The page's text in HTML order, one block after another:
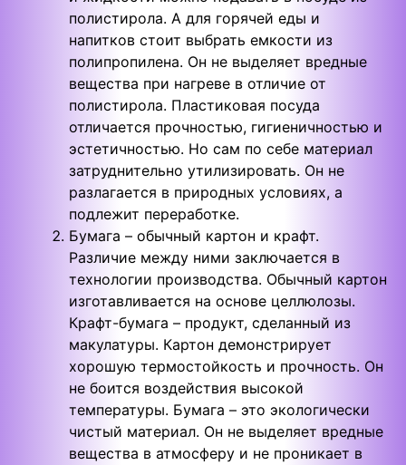
полистирола. А для горячей еды и
напитков стоит выбрать емкости из
полипропилена. Он не выделяет вредные
вещества при нагреве в отличие от
полистирола. Пластиковая посуда
отличается прочностью, гигиеничностью и
эстетичностью. Но сам по себе материал
затруднительно утилизировать. Он не
разлагается в природных условиях, а
подлежит переработке.
Бумага – обычный картон и крафт.
Различие между ними заключается в
технологии производства. Обычный картон
изготавливается на основе целлюлозы.
Крафт-бумага – продукт, сделанный из
макулатуры. Картон демонстрирует
хорошую термостойкость и прочность. Он
не боится воздействия высокой
температуры. Бумага – это экологически
чистый материал. Он не выделяет вредные
вещества в атмосферу и не проникает в